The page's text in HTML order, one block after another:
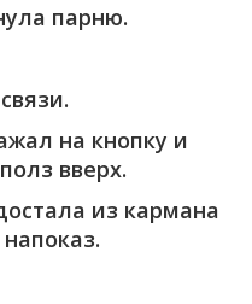
парню.
на кнопку и
вверх.
из кармана